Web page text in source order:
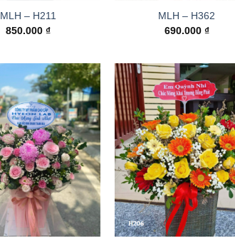
MLH – H211
850.000₫
MLH – H362
690.000 ₫